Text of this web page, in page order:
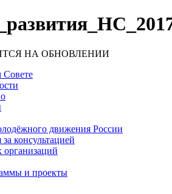
НА ОБНОВЛЕНИИ
движения России
консультацией
организаций
и проекты